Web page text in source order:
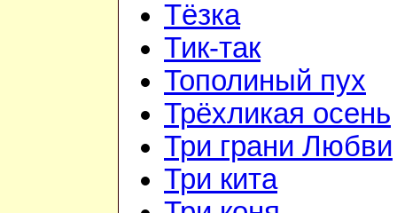
Тёзка
Тик-так
Тополиный пух
Трёхликая осень
Три грани Любви
Три кита